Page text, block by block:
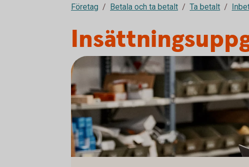
Företag Betala och ta betalt Ta betalt